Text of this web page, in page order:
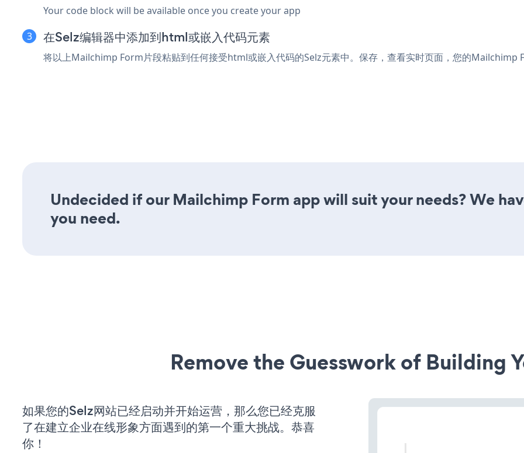
Your code block will be available once you create your app
在Selz编辑器中添加到html或嵌入代码元素
将以上Mailchimp Form片段粘贴到任何接受html或嵌入代码的Selz元素中。保存，查看实时页面，您的Mailchimp
Undecided if our Mailchimp Form app will suit your needs? We
you need.
Remove the Guesswork of Building
如果您的Selz网站已经启动并开始运营，那么您已经克服
了在建立企业在线形象方面遇到的第一个重大挑战。恭喜
你！